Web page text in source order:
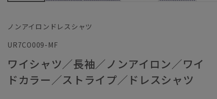
ノンアイロンドレスシャツ
UR7CO009-MF
ワイシャツ／長袖／ノンアイロン／ワイ
ドカラー／ストライプ／ドレスシャツ